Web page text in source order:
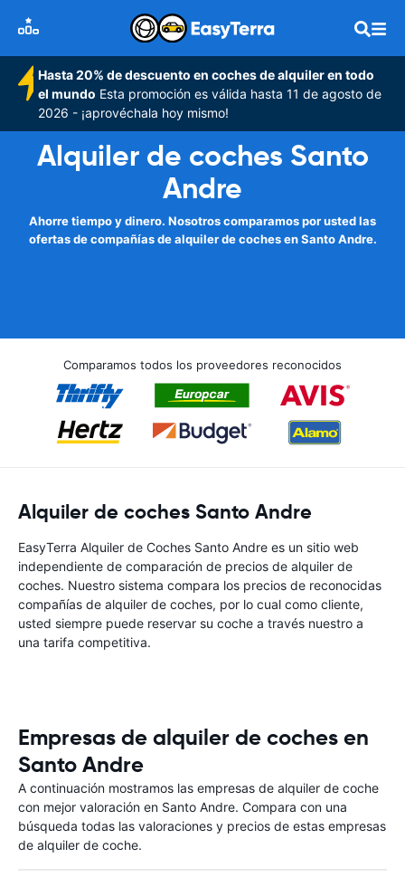
Hasta 20% de descuento en coches de alquiler en todo
el mundo Esta promoción es válida hasta 11 de agosto de
2026 - ¡aprovéchala hoy mismo!
Alquiler de coches Santo
Andre
Ahorre tiempo y dinero. Nosotros comparamos por usted las
ofertas de compañías de alquiler de coches en Santo Andre.
Comparamos todos los proveedores reconocidos
Alquiler de coches Santo Andre
EasyTerra Alquiler de Coches Santo Andre es un sitio web
independiente de comparación de precios de alquiler de
coches. Nuestro sistema compara los precios de reconocidas
compañías de alquiler de coches, por lo cual como cliente,
usted siempre puede reservar su coche a través nuestro a
una tarifa competitiva.
Empresas de alquiler de coches en
Santo Andre
A continuación mostramos las empresas de alquiler de coche
con mejor valoración en Santo Andre. Compara con una
búsqueda todas las valoraciones y precios de estas empresas
de alquiler de coche.